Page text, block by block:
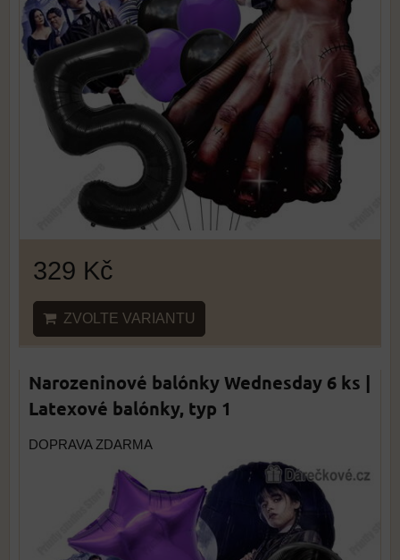
329 Kč
ZVOLTE VARIANTU
Narozeninové balónky Wednesday 6 ks |
Latexové balónky, typ 1
DOPRAVA ZDARMA